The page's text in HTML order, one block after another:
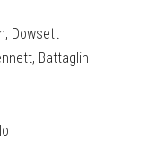
Dowsett
Battaglin